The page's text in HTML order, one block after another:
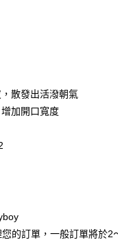
台灣大哥大用戶可立即使用
散發出活潑朝氣
加開口寬度
的訂單，一般訂單將於2